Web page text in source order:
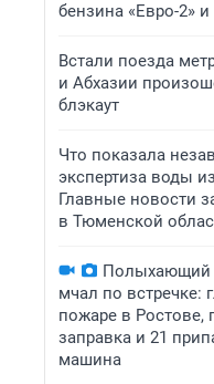
бензина «Евро-2» и
Встали поезда
и Абхазии
блэкаут
Что показала
экспертиза воды
Главные новости
в Тюменской
Полыхающий
мчал по встречке:
пожаре в Ростове,
заправка и 21
машина